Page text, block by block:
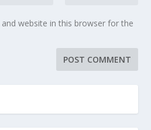
website in this browser for the